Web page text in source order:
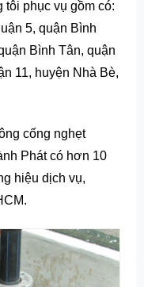
tôi phục vụ gồm có:
5, quận Bình
Bình Tân, quận
11, huyện Nhà Bè,
cống nghẹt
Phát có hơn 10
hiệu dịch vụ,